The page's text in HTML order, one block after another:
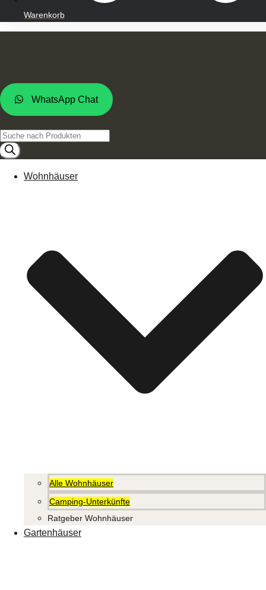
Warenkorb
WhatsApp Chat
Products
search
Wohnhäuser
Alle Wohnhäuser
Camping-Unterkünfte
Ratgeber Wohnhäuser
Gartenhäuser